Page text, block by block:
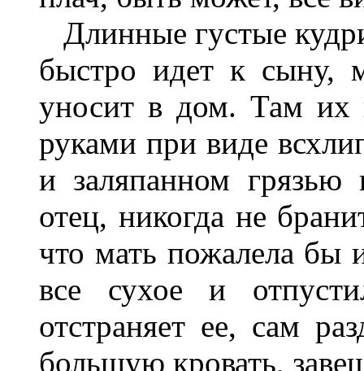
Длинные густые
быстро идет к сыну,
уносит в дом. Там их
руками при виде
и заляпанном грязью
отец, никогда не
что мать пожалела бы
все сухое и
отстраняет ее, сам
большую кровать,